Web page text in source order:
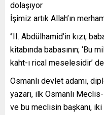
dolaşıyor
İşimiz artık Allah’ın
‘’II. Abdülhamid’in kızı,
kitabında babasının; ‘Bu
kaht-ı rical meselesidir’
Osmanlı devlet adamı,
yazarı, ilk Osmanlı
ve bu meclisin başkanı,